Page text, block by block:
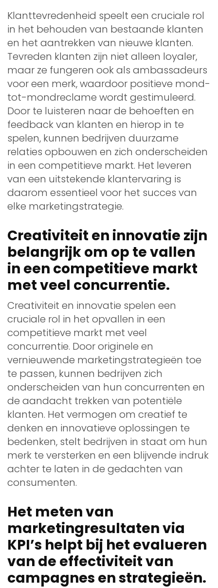
Klanttevredenheid speelt een cruciale rol
in het behouden van bestaande klanten
en het aantrekken van nieuwe klanten.
Tevreden klanten zijn niet alleen loyaler,
maar ze fungeren ook als ambassadeurs
voor een merk, waardoor positieve mond-
tot-mondreclame wordt gestimuleerd.
Door te luisteren naar de behoeften en
feedback van klanten en hierop in te
spelen, kunnen bedrijven duurzame
relaties opbouwen en zich onderscheiden
in een competitieve markt. Het leveren
van een uitstekende klantervaring is
daarom essentieel voor het succes van
elke marketingstrategie.
Creativiteit en innovatie zijn
belangrijk om op te vallen
in een competitieve markt
met veel concurrentie.
Creativiteit en innovatie spelen een
cruciale rol in het opvallen in een
competitieve markt met veel
concurrentie. Door originele en
vernieuwende marketingstrategieën toe
te passen, kunnen bedrijven zich
onderscheiden van hun concurrenten en
de aandacht trekken van potentiële
klanten. Het vermogen om creatief te
denken en innovatieve oplossingen te
bedenken, stelt bedrijven in staat om hun
merk te versterken en een blijvende indruk
achter te laten in de gedachten van
consumenten.
Het meten van
marketingresultaten via
KPI’s helpt bij het evalueren
van de effectiviteit van
campagnes en strategieën.